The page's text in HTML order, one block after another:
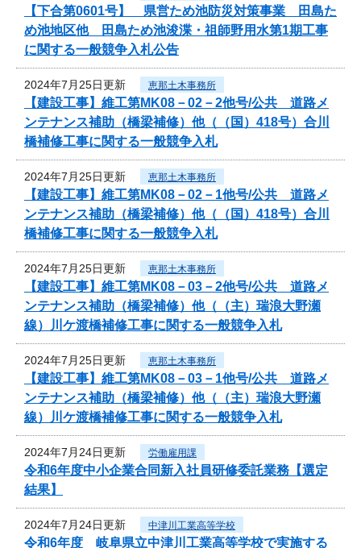
【下合第0601号】 県営ため池防災対策事業 田島た
め池地区他 田島ため池浚渫・祖師野用水第1期工事
に関する一般競争入札公告
2024年7月25日更新 恵那土木事務所
【建設工事】維工第MK08－02－2他号/公共 道路メ
ンテナンス補助（橋梁補修）他（（国）418号）合川
橋補修工事に関する一般競争入札
2024年7月25日更新 恵那土木事務所
【建設工事】維工第MK08－02－1他号/公共 道路メ
ンテナンス補助（橋梁補修）他（（国）418号）合川
橋補修工事に関する一般競争入札
2024年7月25日更新 恵那土木事務所
【建設工事】維工第MK08－03－2他号/公共 道路メ
ンテナンス補助（橋梁補修）他（（主）瑞浪大野瀬
線）川ケ渡橋補修工事に関する一般競争入札
2024年7月25日更新 恵那土木事務所
【建設工事】維工第MK08－03－1他号/公共 道路メ
ンテナンス補助（橋梁補修）他（（主）瑞浪大野瀬
線）川ケ渡橋補修工事に関する一般競争入札
2024年7月24日更新 労働雇用課
令和6年度中小企業合同新入社員研修委託業務【選定
結果】
2024年7月24日更新 中津川工業高等学校
令和6年度 岐阜県立中津川工業高等学校で実施する